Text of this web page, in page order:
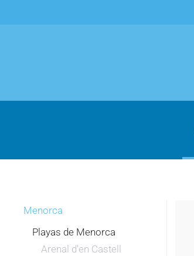
Menorca
Playas de Menorca
Arenal d'en Castell